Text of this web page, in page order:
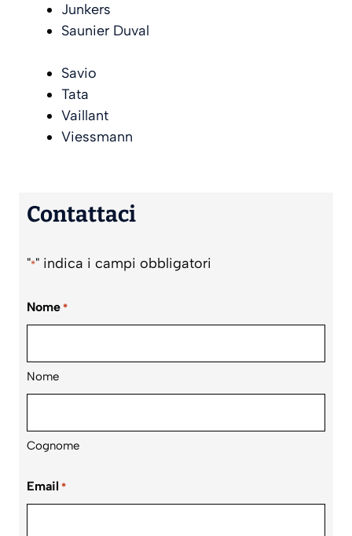
Junkers
Saunier Duval
Savio
Tata
Vaillant
Viessmann
Contattaci
"*" indica i campi obbligatori
Nome *
Nome
Cognome
Email *